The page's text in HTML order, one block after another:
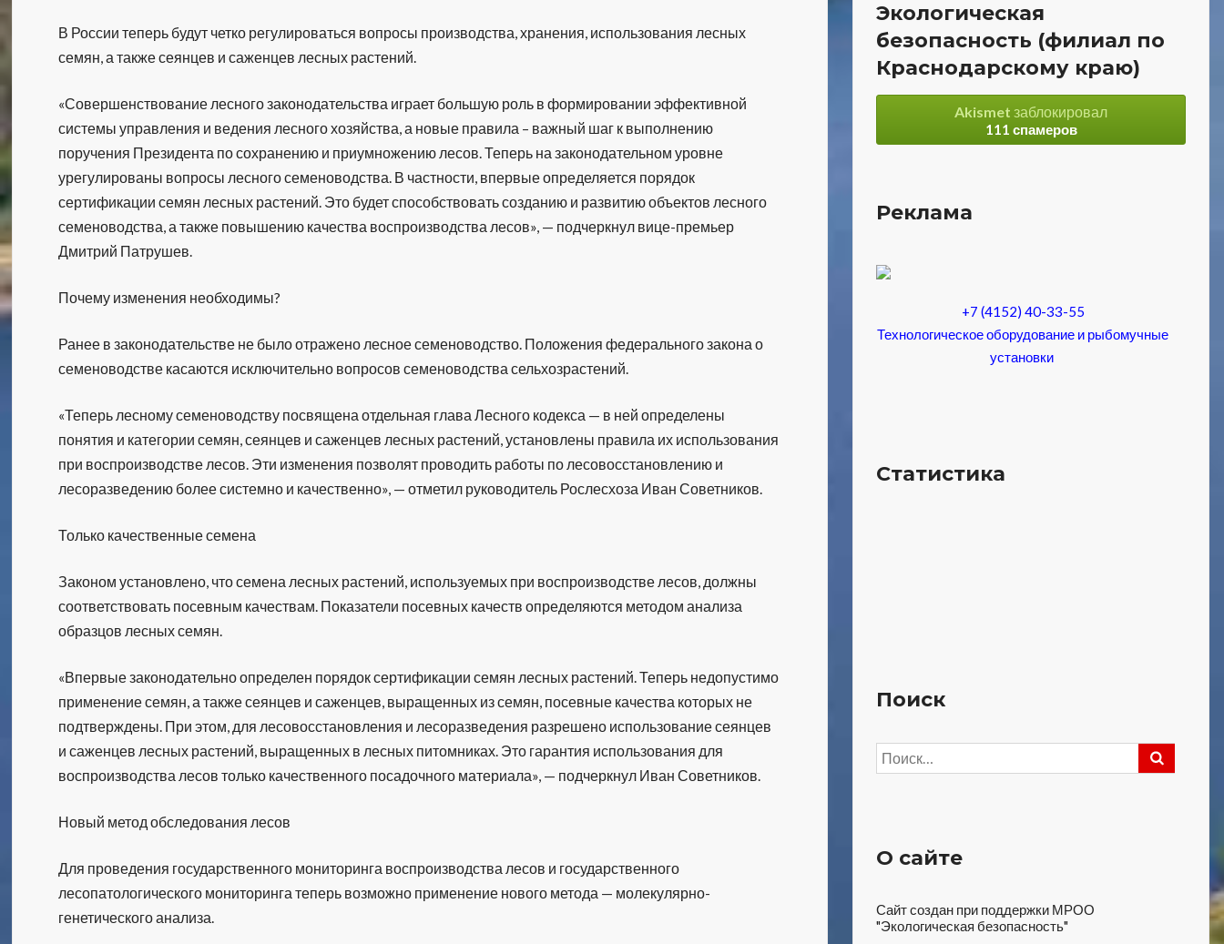
В России теперь будут четко регулироваться вопросы производства, хранения, использования лесных
семян, а также сеянцев и саженцев лесных растений.
«Совершенствование лесного законодательства играет большую роль в формировании эффективной
системы управления и ведения лесного хозяйства, а новые правила – важный шаг к выполнению
поручения Президента по сохранению и приумножению лесов. Теперь на законодательном уровне
урегулированы вопросы лесного семеноводства. В частности, впервые определяется порядок
сертификации семян лесных растений. Это будет способствовать созданию и развитию объектов лесного
семеноводства, а также повышению качества воспроизводства лесов», — подчеркнул вице-премьер
Дмитрий Патрушев.
Почему изменения необходимы?
Ранее в законодательстве не было отражено лесное семеноводство. Положения федерального закона о
семеноводстве касаются исключительно вопросов семеноводства сельхозрастений.
«Теперь лесному семеноводству посвящена отдельная глава Лесного кодекса — в ней определены
понятия и категории семян, сеянцев и саженцев лесных растений, установлены правила их использования
при воспроизводстве лесов. Эти изменения позволят проводить работы по лесовосстановлению и
лесоразведению более системно и качественно», — отметил руководитель Рослесхоза Иван Советников.
Только качественные семена
Законом установлено, что семена лесных растений, используемых при воспроизводстве лесов, должны
соответствовать посевным качествам. Показатели посевных качеств определяются методом анализа
образцов лесных семян.
«Впервые законодательно определен порядок сертификации семян лесных растений. Теперь недопустимо
применение семян, а также сеянцев и саженцев, выращенных из семян, посевные качества которых не
подтверждены. При этом, для лесовосстановления и лесоразведения разрешено использование сеянцев
и саженцев лесных растений, выращенных в лесных питомниках. Это гарантия использования для
воспроизводства лесов только качественного посадочного материала», — подчеркнул Иван Советников.
Новый метод обследования лесов
Для проведения государственного мониторинга воспроизводства лесов и государственного
лесопатологического мониторинга теперь возможно применение нового метода — молекулярно-
генетического анализа.
Экологическая
безопасность (филиал по
Краснодарскому краю)
Akismet заблокировал
111 спамеров
Реклама
+7 (4152) 40-33-55
Технологическое оборудование и рыбомучные
установки
Статистика
Поиск
Найти:
О сайте
Сайт создан при поддержки МРОО
"Экологическая безопасность"